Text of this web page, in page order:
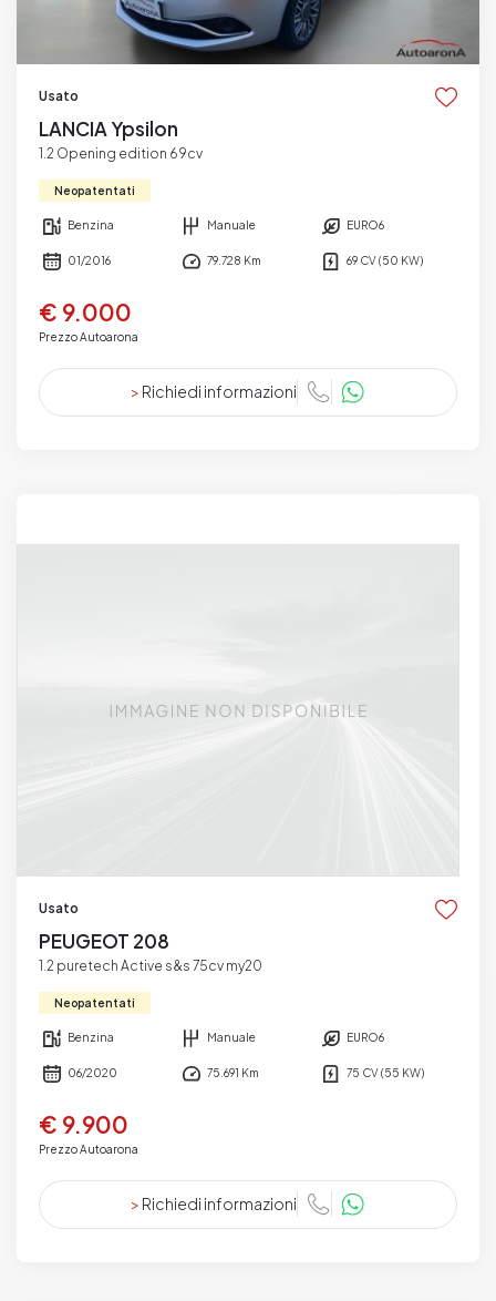
Usato
LANCIA Ypsilon
1.2 Opening edition 69cv
Neopatentati
Benzina Manuale EURO6
01/2016 79.728 Km 69 CV (50 KW)
€ 9.000
Prezzo Autoarona
> Richiedi informazioni
Usato
PEUGEOT 208
1.2 puretech Active s&s 75cv my20
Neopatentati
Benzina Manuale EURO6
06/2020 75.691 Km 75 CV (55 KW)
€ 9.900
Prezzo Autoarona
> Richiedi informazioni